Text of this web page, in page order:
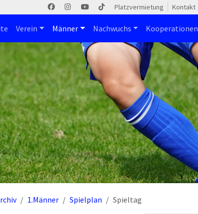
Platzvermietung Kontakt
Verein Männer Nachwuchs Kooperationen
1.Männer Spielplan Spieltag